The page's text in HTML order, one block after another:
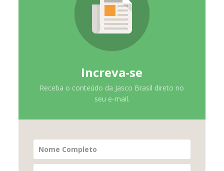
Increva-se
Receba o conteúdo da Jasco Brasil direto no
seu e-mail.